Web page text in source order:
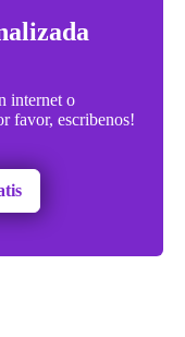
internet o
favor, escribenos!